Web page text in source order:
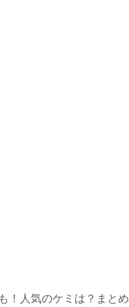
！人気のケミは？まとめ